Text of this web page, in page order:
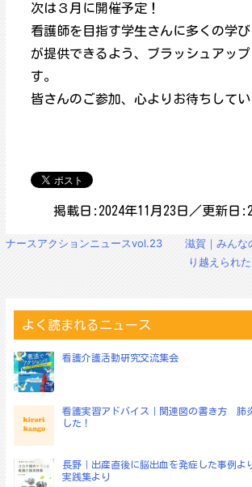
次は３月に開催予定！
看護師を目指す学生さんに多くの学
が提供できるよう、ブラッシュアッ
す。
皆さんのご参加、心よりお待ちしてい
掲載日:2024年11月23日／更新日
投
ョ
ン
ナースアクションニュースvol.23
滋賀｜みんな
り越えられ
よく読まれるニュース
看護介護活動研究交流集会
看護実習アドバイス｜関連図の書き方 肺
した！
長野｜出産直後に脳出血を発症した事例よ
実践集より